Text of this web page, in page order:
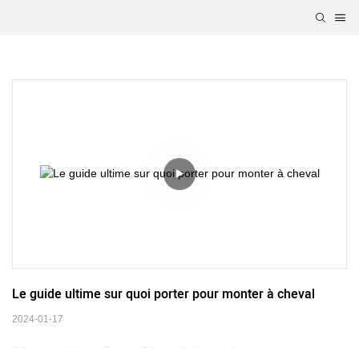
Le guide ultime sur quoi porter pour monter à cheval
2024-01-17